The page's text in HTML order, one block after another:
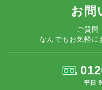
お問
ご質問
なんでもお気軽に
平日